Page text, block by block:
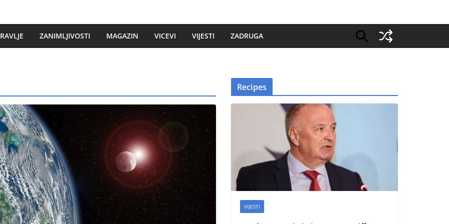
ZANIMLJIVOSTI MAGAZIN VICEVI VIJESTI ZADRUGA
Recipes
VIJESTI